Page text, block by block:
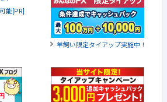
能[PR]
羊飼い限定タイアップ実施中！